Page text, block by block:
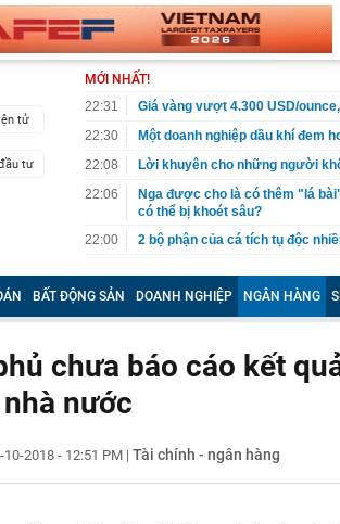
tử
tư
MỚI NHẤT!
22:31
Giá vàng vượt 4.300 USD/
22:30
Một doanh nghiệp dầu khí đem
22:08
Lời khuyên cho những người
22:06
Nga được cho là có thêm "lá
có thể bị khoét sâu?
22:00
2 bộ phận của cá tích tụ độc
21:57
Cận cảnh vị trí dự kiến xây hầm
21:45
Bắt khẩn cấp Vũ Thị Thanh SN
Một siêu bão cướp đi sinh
21:34
"Tiền làm ra rồi cũng để cho
thiếu an toàn khi về già
BẤT ĐỘNG SẢN DOANH NGHIỆP NGÂN HÀNG
chưa báo cáo kết
nước
10-2018 - 12:51 PM | Tài chính - ngân hàng